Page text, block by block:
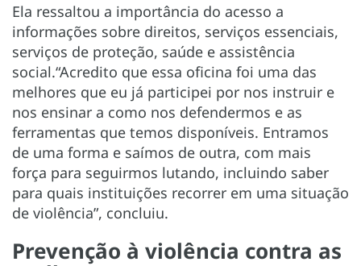
Ela ressaltou a importância do acesso a
informações sobre direitos, serviços essenciais,
serviços de proteção, saúde e assistência
social.“Acredito que essa oficina foi uma das
melhores que eu já participei por nos instruir e
nos ensinar a como nos defendermos e as
ferramentas que temos disponíveis. Entramos
de uma forma e saímos de outra, com mais
força para seguirmos lutando, incluindo saber
para quais instituições recorrer em uma situação
de violência”, concluiu.
Prevenção à violência contra as